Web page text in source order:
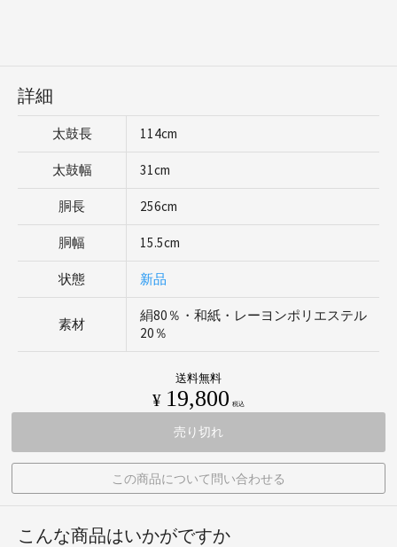
詳細
太鼓長 114cm
太鼓幅 31cm
胴長 256cm
胴幅 15.5cm
状態 新品
素材
絹80％・和紙・レーヨンポリエステル
20％
送料無料
¥ 19,800 税込
売り切れ
この商品について問い合わせる
こんな商品はいかがですか